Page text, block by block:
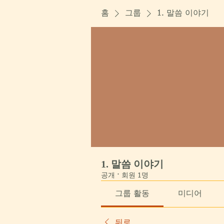
홈 그룹 1. 말씀 이야기
1. 말씀 이야기
공개 · 회원 1명
그룹 활동 미디어